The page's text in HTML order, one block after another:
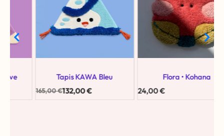
Tapis KAWA Bleu
€132,00€
Flora • Kohana
€